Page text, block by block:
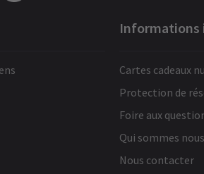
Informations
Cartes cadeaux
Protection de
Foire aux
Qui sommes
Nous contacter